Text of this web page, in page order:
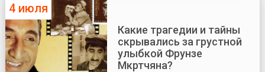
4 июля
Какие трагедии и тайны
скрывались за грустной
улыбкой Фрунзе
Мкртчяна?